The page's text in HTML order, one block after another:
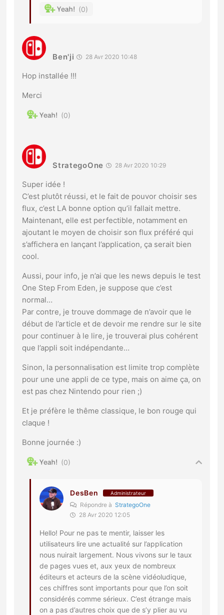
0
Ben'ji 28 Avr 2020 10:48
Hop installée !!!
Merci
0
StrategoOne 28 Avr 2020 10:29
Super idée !
C’est plutôt réussi, et le fait de pouvor choisir ses
flux, c’est LA bonne option qu’il fallait mettre.
Maintenant, elle est perfectible, notamment en
ajoutant le moyen de choisir son flux préféré qui
s’affichera en lançant l’application, ça serait bien
cool.
Aussi, pour info, je n’ai que les news depuis le test
One Step From Eden, je suppose que c’est
normal…
Par contre, je trouve dommage de n’avoir que le
début de l’article et de devoir me rendre sur le site
pour continuer à le lire, je trouverai plus cohérent
que l’appli soit indépendante…
Sinon, la personnalisation est limite trop complète
pour une une appli de ce type, mais on aime ça, on
est pas chez Nintendo pour rien ;)
Et je préfère le thême classique, le bon rouge qui
claque !
Bonne journée :)
0
DesBen Administrateur
Répondre àStrategoOne
28 Avr 2020 12:05
Hello! Pour ne pas te mentir, laisser les
utilisateurs lire une actualité sur l’application
nous nuirait largement. Nous vivons sur le taux
de pages vues et, aux yeux de nombreux
éditeurs et acteurs de la scène vidéoludique,
ces chiffres sont importants pour que l’on soit
considérés comme sérieux. C’est étrange mais
on a pas d’autres choix que de s’y plier au vu